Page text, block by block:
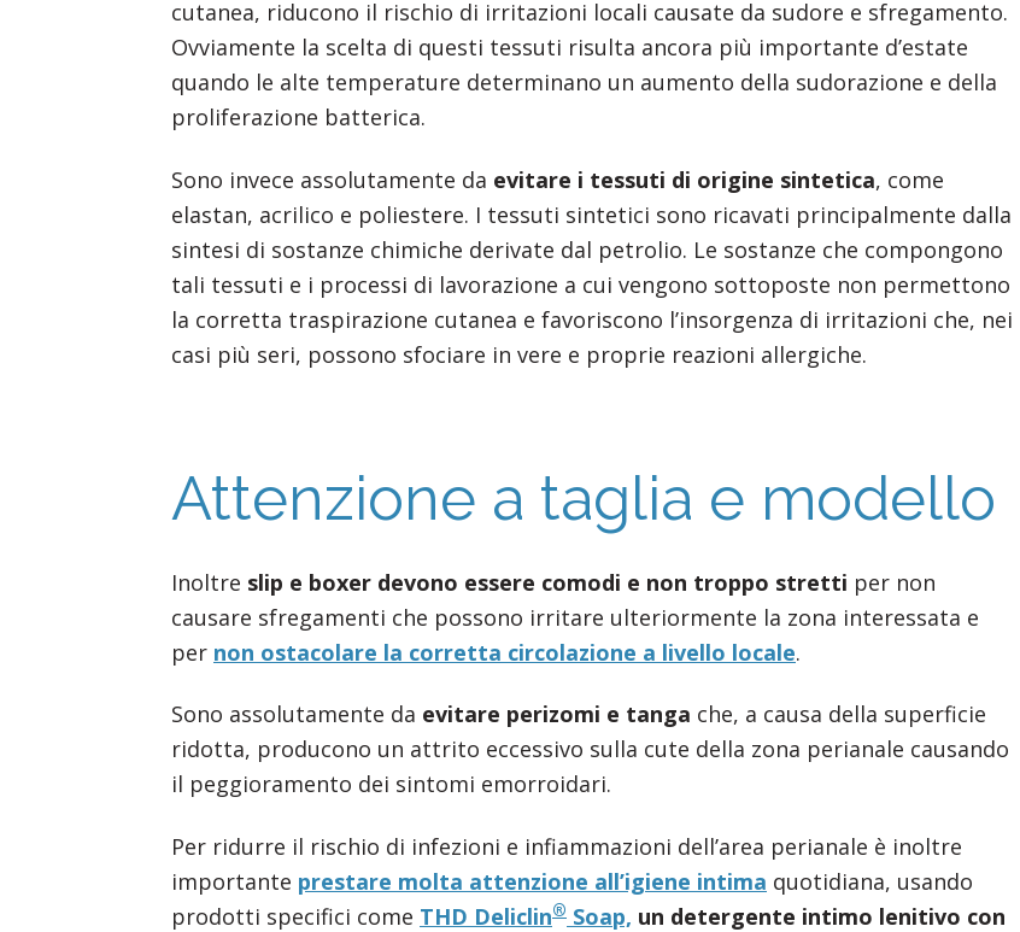
cutanea, riducono il rischio di irritazioni locali causate da sudore e sfregamento.
Ovviamente la scelta di questi tessuti risulta ancora più importante d’estate
quando le alte temperature determinano un aumento della sudorazione e della
proliferazione batterica.
Sono invece assolutamente da evitare i tessuti di origine sintetica, come
elastan, acrilico e poliestere. I tessuti sintetici sono ricavati principalmente dalla
sintesi di sostanze chimiche derivate dal petrolio. Le sostanze che compongono
tali tessuti e i processi di lavorazione a cui vengono sottoposte non permettono
la corretta traspirazione cutanea e favoriscono l’insorgenza di irritazioni che, nei
casi più seri, possono sfociare in vere e proprie reazioni allergiche.
Attenzione a taglia e modello
Inoltre slip e boxer devono essere comodi e non troppo stretti per non
causare sfregamenti che possono irritare ulteriormente la zona interessata e
per non ostacolare la corretta circolazione a livello locale.
Sono assolutamente da evitare perizomi e tanga che, a causa della superficie
ridotta, producono un attrito eccessivo sulla cute della zona perianale causando
il peggioramento dei sintomi emorroidari.
Per ridurre il rischio di infezioni e infiammazioni dell’area perianale è inoltre
importante prestare molta attenzione all’igiene intima quotidiana, usando
prodotti specifici come THD Deliclin® Soap, un detergente intimo lenitivo con